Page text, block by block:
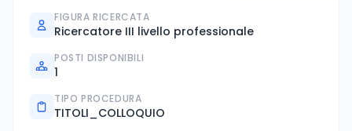
FIGURA RICERCATA
Ricercatore III livello professionale
POSTI DISPONIBILI
1
TIPO PROCEDURA
TITOLI_COLLOQUIO